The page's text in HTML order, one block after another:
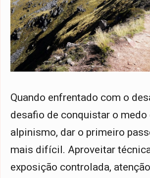
Quando enfrentado com o
desafio de conquistar o medo
alpinismo, dar o primeiro
mais difícil. Aproveitar
exposição controlada,